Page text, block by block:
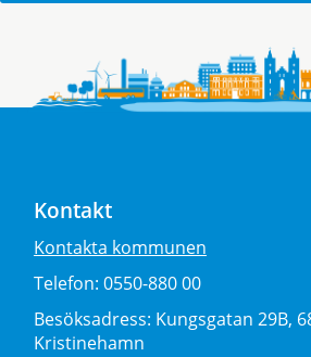
Kontakt
Kontakta kommunen
Telefon: 0550-880 00
Besöksadress: Kungsgatan 29B,
Kristinehamn